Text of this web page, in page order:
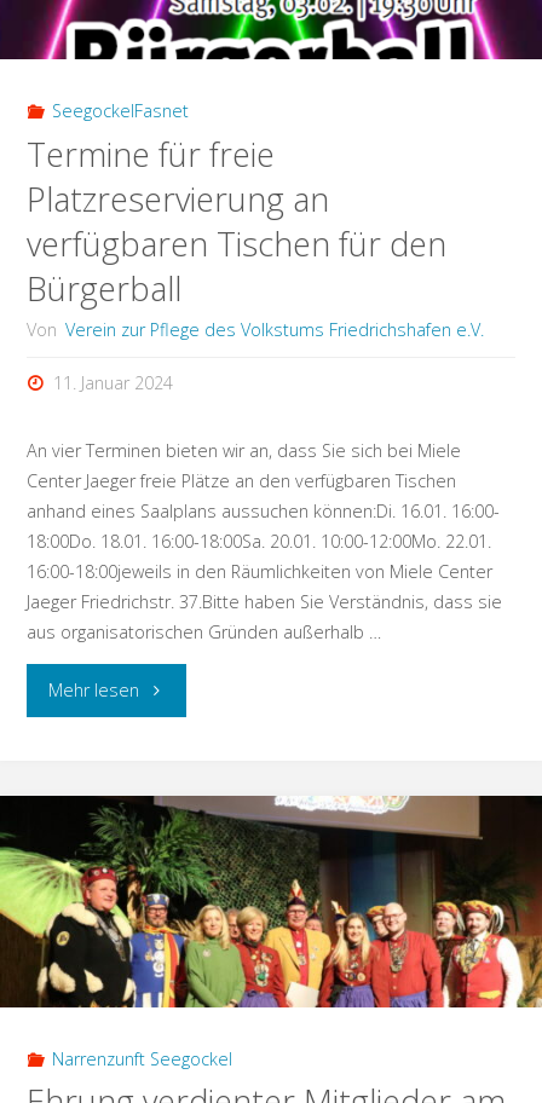
SeegockelFasnet
Termine für freie
Platzreservierung an
verfügbaren Tischen für den
Bürgerball
Von Verein zur Pflege des Volkstums Friedrichshafen e.V.
11. Januar 2024
An vier Terminen bieten wir an, dass Sie sich bei Miele
Center Jaeger freie Plätze an den verfügbaren Tischen
anhand eines Saalplans aussuchen können:Di. 16.01. 16:00-
18:00Do. 18.01. 16:00-18:00Sa. 20.01. 10:00-12:00Mo. 22.01.
16:00-18:00jeweils in den Räumlichkeiten von Miele Center
Jaeger Friedrichstr. 37.Bitte haben Sie Verständnis, dass sie
aus organisatorischen Gründen außerhalb …
Mehr lesen"Termine
freie
Platzreservierung
an
verfügbaren
Tischen
für
Narrenzunft Seegockel